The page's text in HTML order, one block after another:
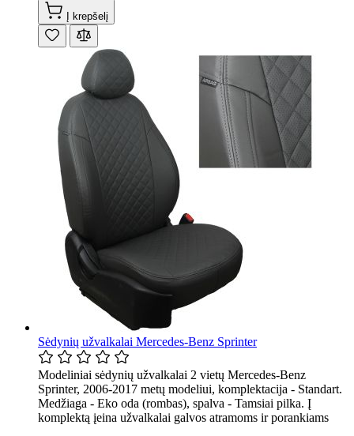
Į krepšelį
Sėdynių užvalkalai Mercedes-Benz Sprinter
Modeliniai sėdynių užvalkalai 2 vietų Mercedes-Benz
Sprinter, 2006-2017 metų modeliui, komplektacija - Standart.
Medžiaga - Eko oda (rombas), spalva - Tamsiai pilka. Į
komplektą įeina užvalkalai galvos atramoms ir porankiams